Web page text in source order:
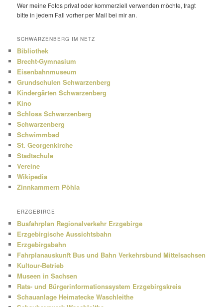
Wer meine Fotos privat oder kommer­ziell verwenden möchte, fragt
bitte in jedem Fall vorher per Mail bei mir an.
SCHWARZENBERG IM NETZ
Bibliothek
Brecht-Gymnasium
Eisenbahnmuseum
Grundschulen Schwarzenberg
Kindergärten Schwarzenberg
Kino
Schloss Schwarzenberg
Schwarzenberg
Schwimmbad
St. Georgenkirche
Stadtschule
Vereine
Wikipedia
Zinnkammern Pöhla
ERZGEBIRGE
Busfahrplan Regionalverkehr Erzgebirge
Erzgebirgische Aussichtsbahn
Erzgebirgsbahn
Fahrplanauskunft Bus und Bahn Verkehrsbund Mittelsachsen
Kultour-Betrieb
Museen in Sachsen
Rats- und Bürgerinformationssystem Erzgebirgskreis
Schauanlage Heimatecke Waschleithe